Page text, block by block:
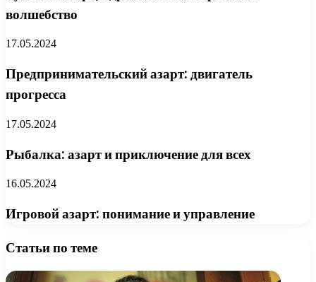
волшебство
17.05.2024
Предпринимательский азарт: двигатель
прогресса
17.05.2024
Рыбалка: азарт и приключение для всех
16.05.2024
Игровой азарт: понимание и управление
Статьи по теме